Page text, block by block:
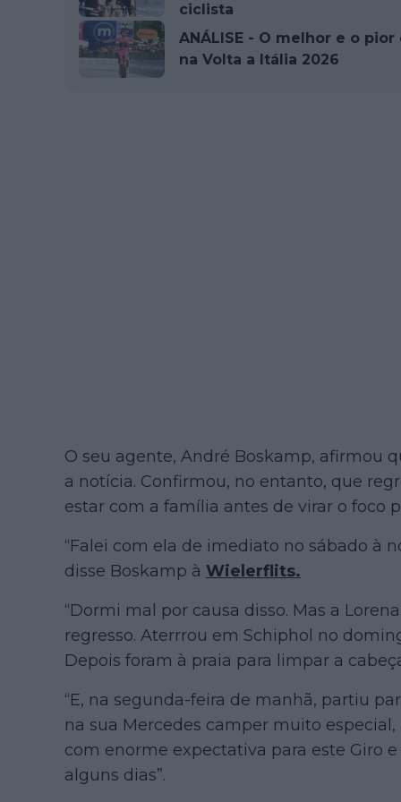
ciclista
ANÁLISE - O melhor e o
na Volta a Itália 2026
O seu agente, André Boskamp, afirmou
a notícia. Confirmou, no entanto, que
estar com a família antes de virar o foco
“Falei com ela de imediato no sábado à
disse Boskamp à Wielerflits.
“Dormi mal por causa disso. Mas a
regresso. Aterrrou em Schiphol no
Depois foram à praia para limpar a
“E, na segunda-feira de manhã, partiu
na sua Mercedes camper muito
com enorme expectativa para este Giro
alguns dias”.